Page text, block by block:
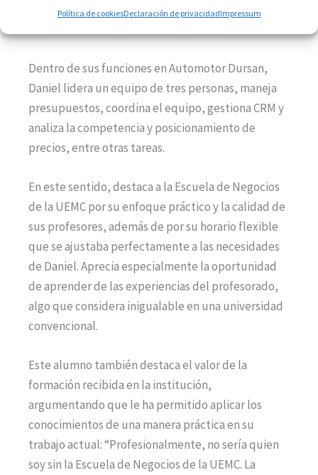
Política de cookiesDeclaración de privacidadImpressum
profesional a su experiencia educativa en la
Dentro de sus funciones en Automotor Dursan,
Daniel lidera un equipo de tres personas, maneja
presupuestos, coordina el equipo, gestiona CRM y
analiza la competencia y posicionamiento de
precios, entre otras tareas.
En este sentido, destaca a la Escuela de Negocios
de la UEMC por su enfoque práctico y la calidad de
sus profesores, además de por su horario flexible
que se ajustaba perfectamente a las necesidades
de Daniel. Aprecia especialmente la oportunidad
de aprender de las experiencias del profesorado,
algo que considera inigualable en una universidad
convencional.
Este alumno también destaca el valor de la
formación recibida en la institución,
argumentando que le ha permitido aplicar los
conocimientos de una manera práctica en su
trabajo actual: “Profesionalmente, no sería quien
soy sin la Escuela de Negocios de la UEMC. La